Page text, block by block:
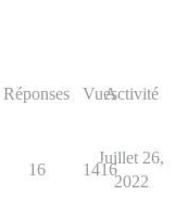
Réponses VuesActivité
16 1416
Juillet 26,
2022